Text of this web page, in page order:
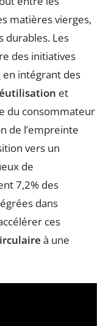
matières vierges,
durables. Les
des initiatives
en intégrant des
et
du consommateur
de l’empreinte
vers un
de
7,2% des
dans
ces
à une